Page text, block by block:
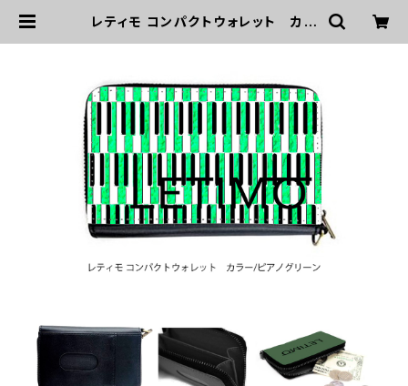
レティモ コンパクトウォレット カラ